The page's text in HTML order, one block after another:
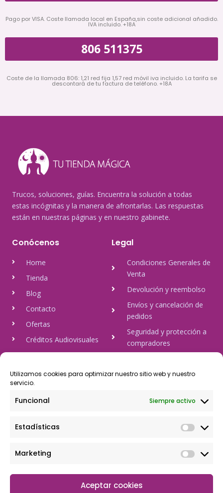
Utilizamos cookies para optimizar nuestro sitio web y nuestro
servicio.
Funcional Siempre activo
Estadísticas
Marketing
Aceptar cookies
Pago por VISA. Coste llamada local en España,sin coste adicional añadido.
IVA incluido. +18A
806 511375
Coste de la llamada 806: 1,21 red fija 1,57 red móvil iva incluido. La tarifa se
descontará de tu factura de teléfono. +18A
Trucos, soluciones, guías. Encuentra la solución a todas
estas incógnitas y la manera de afrontarlas. Las respuestas
están en nuestras páginas y en nuestro gabinete.
Conócenos
Home
Tienda
Blog
Contacto
Ofertas
Créditos Audiovisuales
tulineamagica.com
Legal
Condiciones Generales de
Venta
Devolución y reembolso
Envíos y cancelación de
pedidos
Seguridad y protección a
compradores
Política de cookies